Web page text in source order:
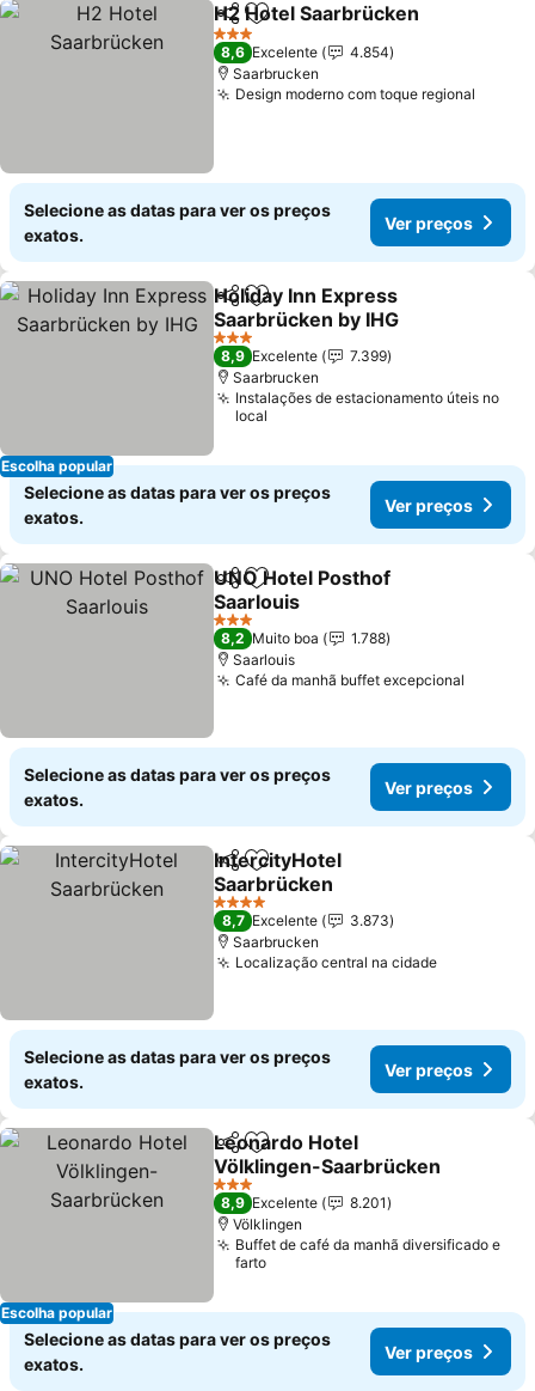
PartilharAdicionar aos favoritos
H2 Hotel Saarbrücken
3 Estrelas
8,6 Excelente
4.854
Saarbrucken
Design moderno com toque regional
Selecione as datas para ver os preços
exatos.
Ver preços
Escolha popular
PartilharAdicionar aos favoritos
Holiday Inn Express
Saarbrücken by IHG
3 Estrelas
8,9 Excelente
7.399
Saarbrucken
Instalações de estacionamento úteis no
local
Selecione as datas para ver os preços
exatos.
Ver preços
PartilharAdicionar aos favoritos
UNO Hotel Posthof
Saarlouis
3 Estrelas
8,2 Muito boa
1.788
Saarlouis
Café da manhã buffet excepcional
Selecione as datas para ver os preços
exatos.
Ver preços
PartilharAdicionar aos favoritos
IntercityHotel
Saarbrücken
4 Estrelas
8,7 Excelente
3.873
Saarbrucken
Localização central na cidade
Selecione as datas para ver os preços
exatos.
Ver preços
Escolha popular
PartilharAdicionar aos favoritos
Leonardo Hotel
Völklingen-Saarbrücken
3 Estrelas
8,9 Excelente
8.201
Völklingen
Buffet de café da manhã diversificado e
farto
Selecione as datas para ver os preços
exatos.
Ver preços